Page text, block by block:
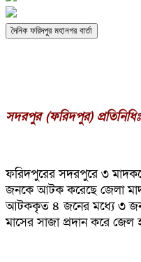
দৈনিক ফরিদপুর মহানগর বার্তা
সদরপুর (ফরিদপুর) প্রতিনিধিঃ
ফরিদপুরের সদরপুরে ৩
জনকে আটক করেছে জেলা
আটককৃত ৪ জনের মধ্যে ৩
মাসের সাজা প্রদান করে জেল